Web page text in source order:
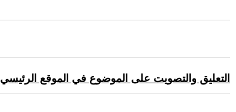
التعليق والتصويت على الموضوع في الموقع الرئيسي